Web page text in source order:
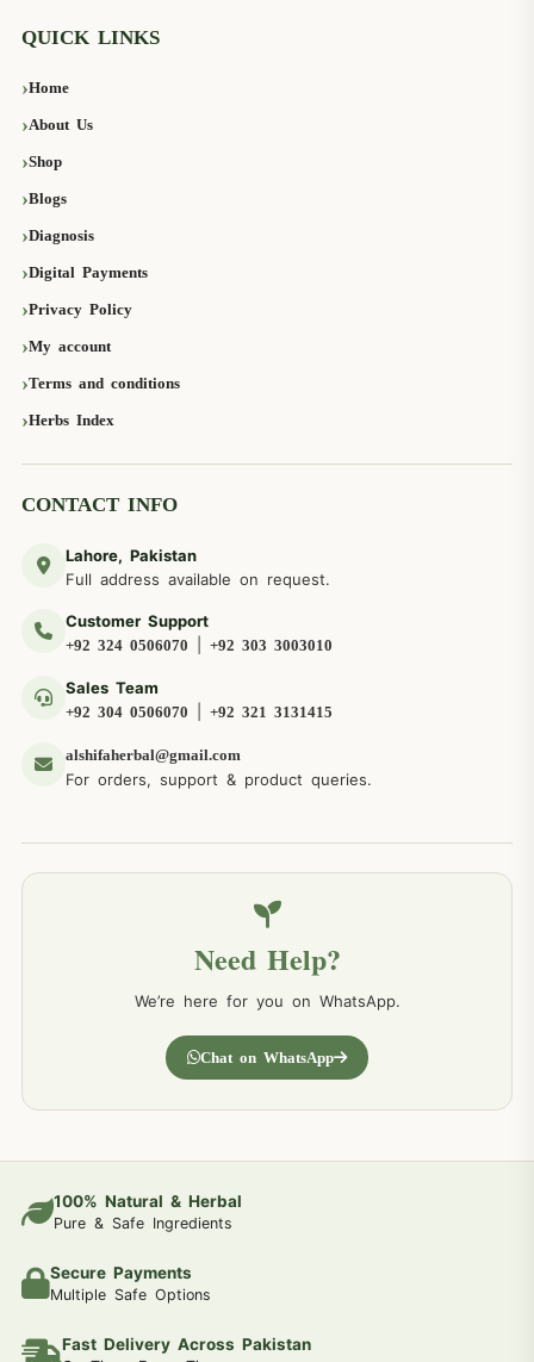
QUICK LINKS
Home
About Us
Shop
Blogs
Diagnosis
Digital Payments
Privacy Policy
My account
Terms and conditions
Herbs Index
CONTACT INFO
Lahore, Pakistan
Full address available on request.
Customer Support
+92 324 0506070 +92 303 3003010
Sales Team
+92 304 0506070 +92 321 3131415
alshifaherbal@gmail.com
For orders, support & product queries.
Need Help?
We’re here for you on WhatsApp.
Chat on WhatsApp
100% Natural & Herbal
Pure & Safe Ingredients
Secure Payments
Multiple Safe Options
Fast Delivery Across Pakistan